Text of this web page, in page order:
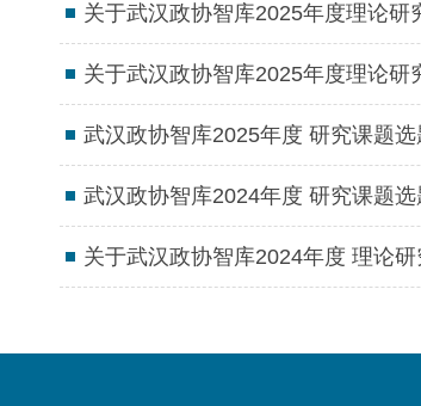
关于武汉政协智库2025年度理论
关于武汉政协智库2025年度理论
武汉政协智库2025年度 研究课题选
武汉政协智库2024年度 研究课题选
关于武汉政协智库2024年度 理论